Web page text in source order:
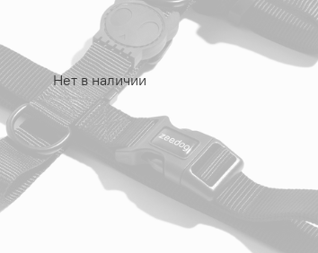
Нет в наличии